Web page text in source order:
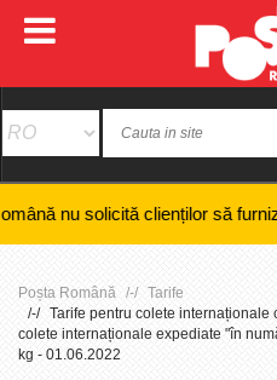
solicită clienților să furnizeze
Poșta Română
Tarife
Tarife pentru colete internaționale
colete internaționale expediate "în
kg - 01.06.2022